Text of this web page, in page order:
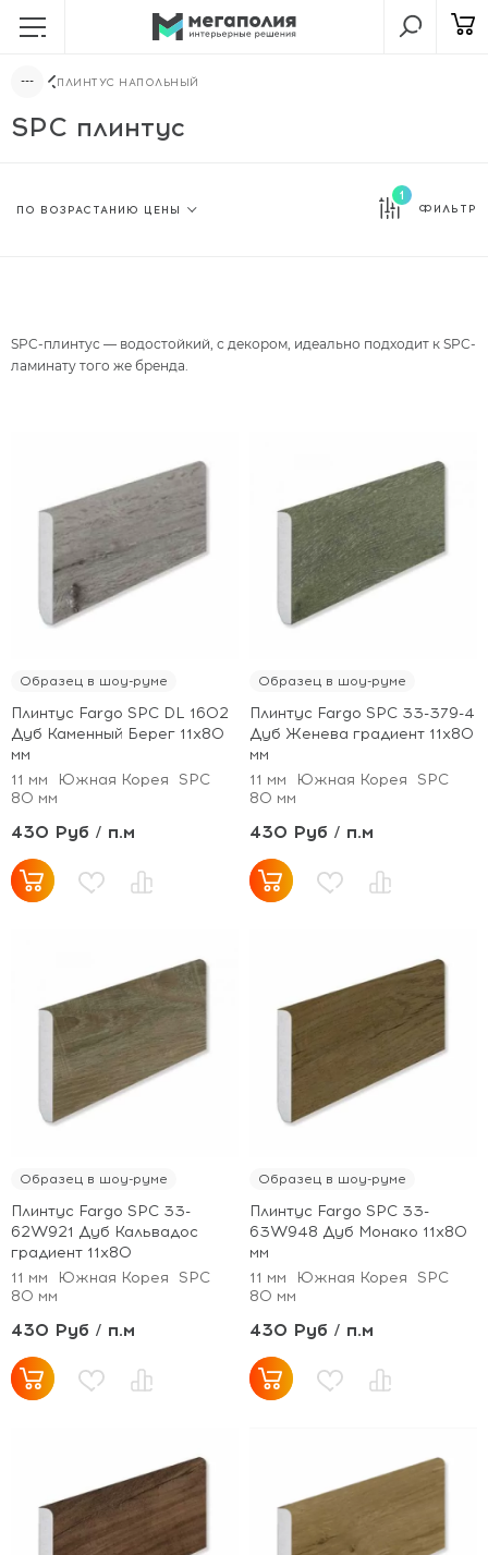
ПЛИНТУС НАПОЛЬНЫЙ
SPC плинтус
1
ФИЛЬТР
SPC-плинтус — водостойкий, с декором, идеально подходит к SPC-
ламинату того же бренда.
Образец в шоу-руме
Плинтус Fargo SPC DL 1602
Дуб Каменный Берег 11х80
мм
11 мм
Южная Корея
SPC
80 мм
430 Руб / п.м
Образец в шоу-руме
Плинтус Fargo SPC 33-379-4
Дуб Женева градиент 11х80
мм
11 мм
Южная Корея
SPC
80 мм
430 Руб / п.м
Образец в шоу-руме
Плинтус Fargo SPC 33-
62W921 Дуб Кальвадос
градиент 11х80
11 мм
Южная Корея
SPC
80 мм
430 Руб / п.м
Образец в шоу-руме
Плинтус Fargo SPC 33-
63W948 Дуб Монако 11х80
мм
11 мм
Южная Корея
SPC
80 мм
430 Руб / п.м